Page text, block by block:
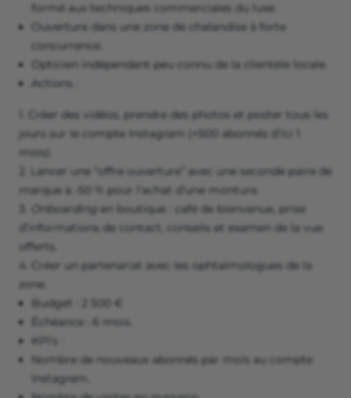
formé aux techniques commerciales du luxe.
Ouverture dans une zone de chalandise à forte
concurrence.
Opticien indépendant peu connu de la clientèle locale.
Actions :
1. Créer des vidéos, prendre des photos et poster tous les
jours sur le compte Instagram (+500 abonnés d’ici 1
mois).
2. Lancer une “offre ouverture” avec une seconde paire de
marque à -50 % pour l’achat d’une monture.
Onboarding en boutique : café de bienvenue, prise
d’informations de contact, conseils et examen de la vue
offerts.
4. Créer un partenariat avec les ophtalmologues de la
zone.
Budget : 2 500 €
Échéance : 6 mois.
KPI’s :
Nombre de nouveaux abonnés par mois au compte
Instagram.